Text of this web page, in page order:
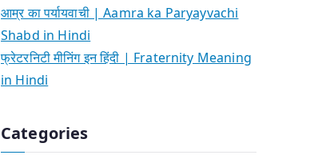
आम्र का पर्यायवाची | Aamra ka Paryayvachi
Shabd in Hindi
फ्रेटरनिटी मीनिंग इन हिंदी | Fraternity Meaning
in Hindi
Categories